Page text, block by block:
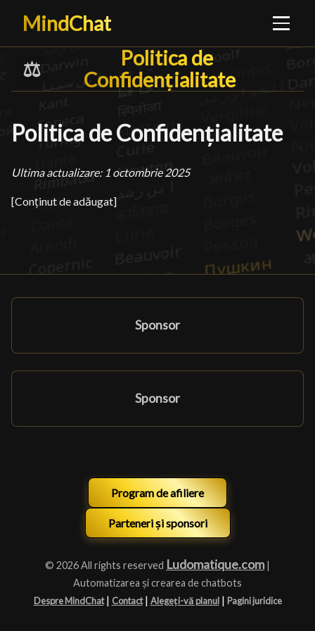
MindChat
⚖️
Politica de
Politica de
Confidențialitate█
Politica de Confidențialitate
Ultima actualizare: 1 octombrie 2025
[Conținut de adăugat]
Sponsor
Sponsor
Program de afiliere
Parteneri și sponsori
© 2026 All rights reserved Ludomatique.com |
Automatizarea și crearea de chatbots
Despre MindChat | Contact | Alegeți-vă planul | Pagini juridice